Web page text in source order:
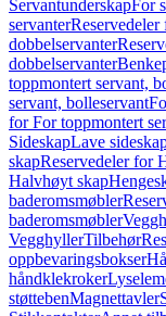
ServantunderskapFor
servanterReservedeler
dobbelservanter
dobbelservanter
toppmontert servant,
servant, bolleservant
for For toppmontert
SideskapLave
skapReservedeler for
Halvhøyt skap
baderomsmøbler
baderomsmøbler
VegghyllerTilbehør
oppbevaringsbokser
håndklekroker
støttebenMagnettavler